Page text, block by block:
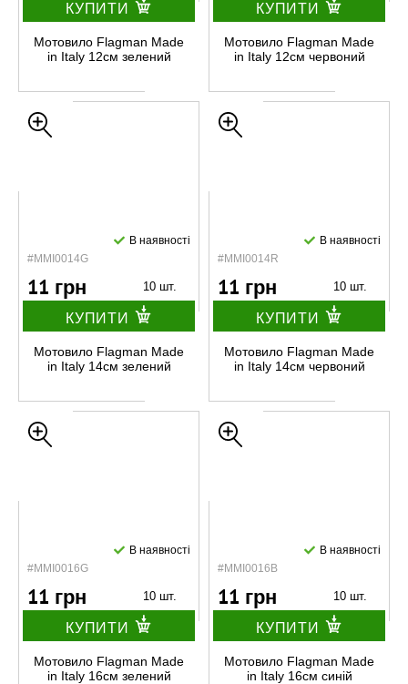
КУПИТИ
Мотовило Flagman Made
in Italy 12см зелений
КУПИТИ
Мотовило Flagman Made
in Italy 12см червоний
#MMI0014G
В наявності
11 грн 10 шт.
КУПИТИ
Мотовило Flagman Made
in Italy 14см зелений
#MMI0014R
В наявності
11 грн 10 шт.
КУПИТИ
Мотовило Flagman Made
in Italy 14см червоний
#MMI0016G
В наявності
11 грн 10 шт.
КУПИТИ
Мотовило Flagman Made
in Italy 16см зелений
#MMI0016B
В наявності
11 грн 10 шт.
КУПИТИ
Мотовило Flagman Made
in Italy 16см синій